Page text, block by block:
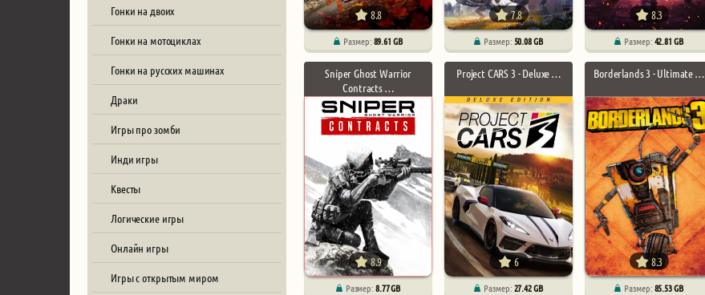
Гонки на двоих
Гонки на мотоциклах
Гонки на русских машинах
Драки
Игры про зомби
Инди игры
Квесты
Логические игры
Онлайн игры
Игры с открытым миром
8.8
Размер:89.61 GB
7.8
Размер:50.08 GB
8.3
Размер:42.81 GB
Sniper Ghost Warrior
Contracts …
8.9
Размер:8.77 GB
Project CARS 3 - Deluxe …
6
Размер:27.42 GB
Borderlands 3 - Ultimate …
8.3
Размер:85.53 GB